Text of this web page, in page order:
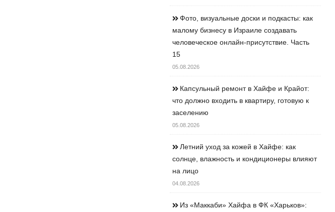
Фото, визуальные доски и подкасты: как
малому бизнесу в Израиле создавать
человеческое онлайн-присутствие. Часть
15
05.08.2026
Капсульный ремонт в Хайфе и Крайот:
что должно входить в квартиру, готовую к
заселению
05.08.2026
Летний уход за кожей в Хайфе: как
солнце, влажность и кондиционеры влияют
на лицо
04.08.2026
Из «Маккаби» Хайфа в ФК «Харьков»: